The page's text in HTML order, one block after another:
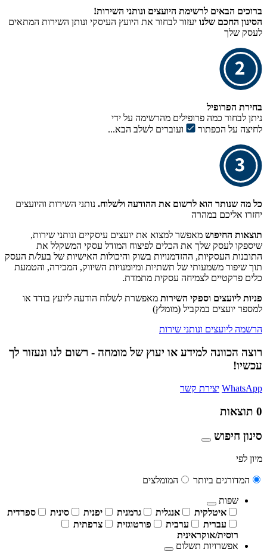
ברוכים הבאים לרשימת היועצים ונותני השירות!
הסינון החכם שלנו יעזור לבחור את היועץ העיסקי ונותן השירות המתאים
לעסק שלך
בחירת הפרופיל
ניתן לבחור כמה פרופילים מהרשימה על ידי
לחיצה על הכפתור
ועוברים לשלב הבא...
כל מה שנותר הוא לרשום את ההודעה ולשלוח. נותני השירות והיועצים
יחזרו אליכם במהרה
תוצאות החיפוש מאפשר למצוא את יועצים עיסקיים ונותני שירות,
שיספקו לעסק שלך את הכלים לפיצוח המודל עסקי המשקלל את
התובנות העסקיות, ההזדמנויות בשוק והיכולות האישיות של בעל/ת העסק
תוך שיפור משמעותי של תשתיות ומיומנויות השיווק, המכירה, והטמעת
כלים פרקטיים לצמיחה עסקית מתמדת.
פניות ליועצים וספקי השירות מאפשרת לשלוח הודעה ליועץ בודד או
למספר יועצים במקביל (מומלץ)
הרשמה ליועצים ונותני שירות
רוצה הכוונה למידע או יעוץ של מומחה - רשום לנו ונעזור לך
עכשיו!
WhatsApp יצירת קשר
0 תוצאות
סינון חיפוש
מיון לפי
המדורגים ביותר
המומלצים
שפות
איטלקית
אנגלית גרמנית יפנית סינית
ספרדית
עברית
ערבית פורטוגזית
צרפתית
רוסית/אוקראינית
אפשרויות תשלום